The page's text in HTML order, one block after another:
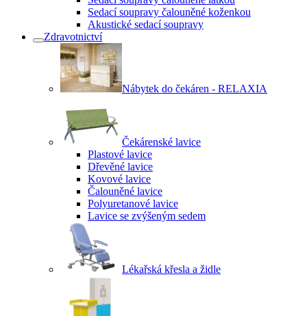
Sedací soupravy čalouněné koženkou
Akustické sedací soupravy
Zdravotnictví
Nábytek do čekáren - RELAXIA
Čekárenské lavice
Plastové lavice
Dřevěné lavice
Kovové lavice
Čalouněné lavice
Polyuretanové lavice
Lavice se zvýšeným sedem
Lékařská křesla a židle